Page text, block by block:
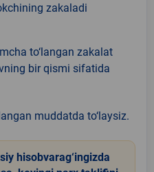
zakaladi
to‘langan zakalat
bir qismi sifatida
muddatda to‘laysiz.
hisobvarag‘ingizda